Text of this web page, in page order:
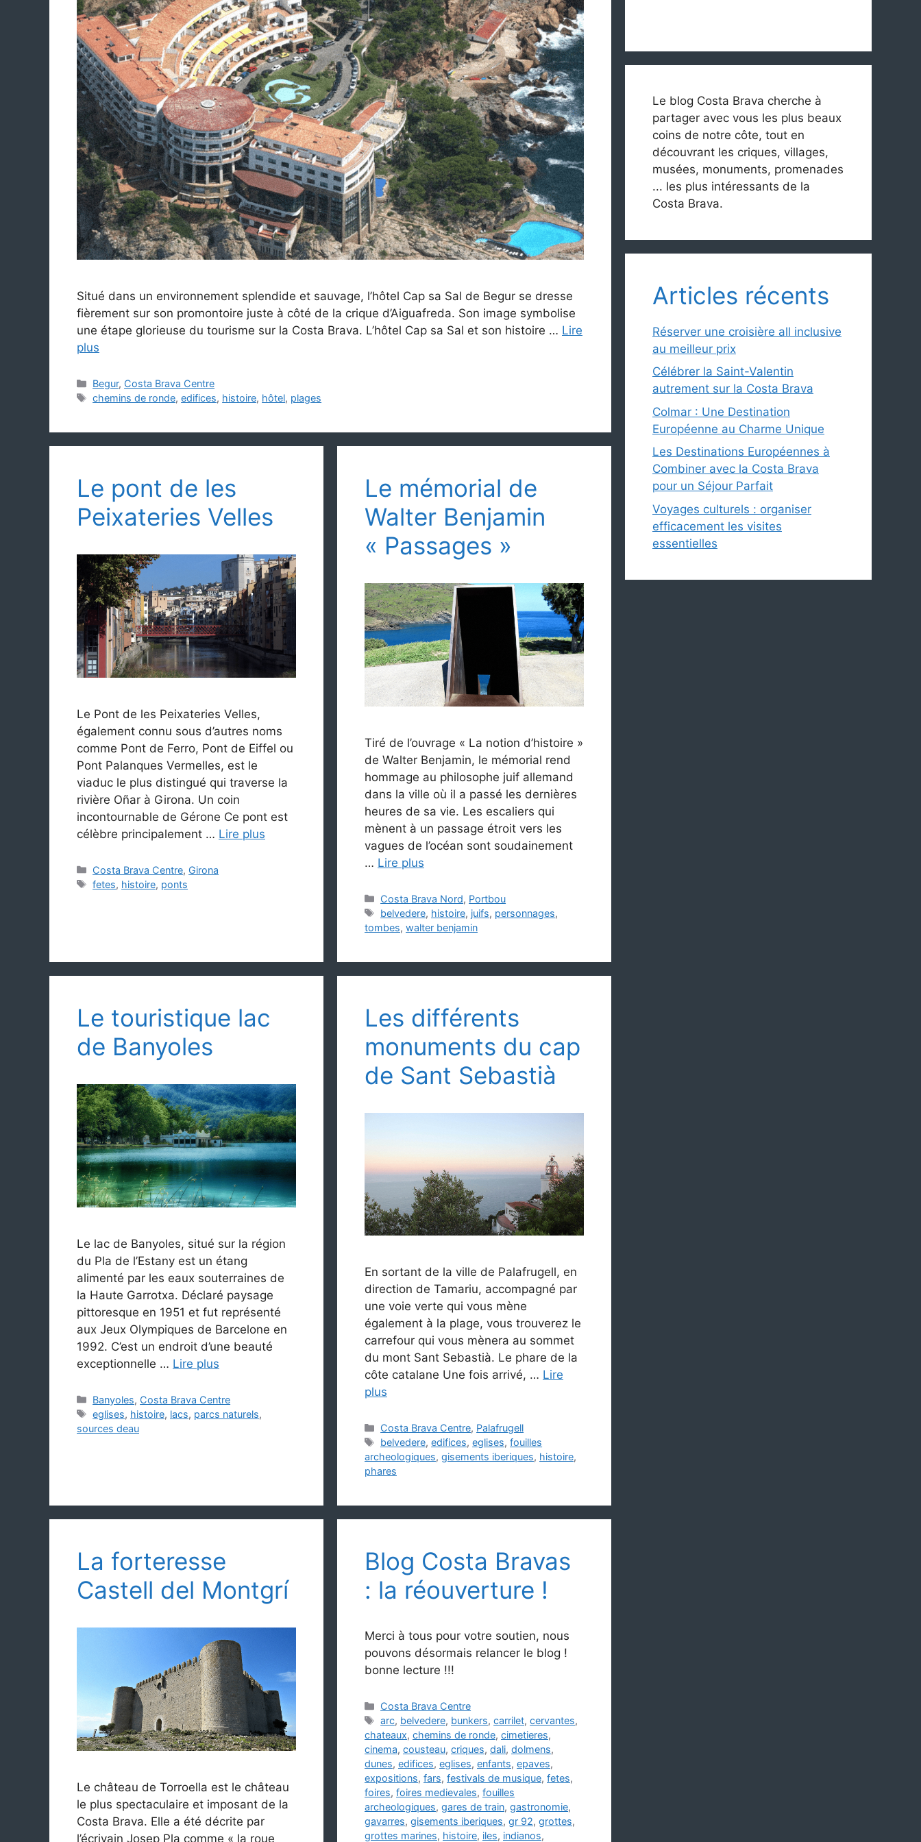
Situé dans un environnement splendide et sauvage, l’hôtel Cap sa Sal de Begur se dresse
fièrement sur son promontoire juste à côté de la crique d’Aiguafreda. Son image symbolise
une étape glorieuse du tourisme sur la Costa Brava. L’hôtel Cap sa Sal et son histoire … Lire
plus
Catégories
Begur, Costa Brava Centre
Étiquettes
chemins de ronde,edifices, histoire, hôtel, plages
Le pont de les
Peixateries Velles
Le Pont de les Peixateries Velles,
également connu sous d’autres noms
comme Pont de Ferro, Pont de Eiffel ou
Pont Palanques Vermelles, est le
viaduc le plus distingué qui traverse la
rivière Oñar à Girona. Un coin
incontournable de Gérone Ce pont est
célèbre principalement … Lire plus
Catégories
Costa Brava Centre, Girona
Étiquettes
fetes, histoire, ponts
Le mémorial de
Walter Benjamin
« Passages »
Tiré de l’ouvrage « La notion d’histoire »
de Walter Benjamin, le mémorial rend
hommage au philosophe juif allemand
dans la ville où il a passé les dernières
heures de sa vie. Les escaliers qui
mènent à un passage étroit vers les
vagues de l’océan sont soudainement
… Lire plus
Catégories
Costa Brava Nord, Portbou
Étiquettes
belvedere, histoire, juifs, personnages,
tombes, walter benjamin
Le touristique lac
de Banyoles
Le lac de Banyoles, situé sur la région
du Pla de l’Estany est un étang
alimenté par les eaux souterraines de
la Haute Garrotxa. Déclaré paysage
pittoresque en 1951 et fut représenté
aux Jeux Olympiques de Barcelone en
1992. C’est un endroit d’une beauté
exceptionnelle … Lire plus
Catégories
Banyoles, Costa Brava Centre
Étiquettes
eglises, histoire, lacs, parcs naturels,
sources deau
Les différents
monuments du cap
de Sant Sebastià
En sortant de la ville de Palafrugell, en
direction de Tamariu, accompagné par
une voie verte qui vous mène
également à la plage, vous trouverez le
carrefour qui vous mènera au sommet
du mont Sant Sebastià. Le phare de la
côte catalane Une fois arrivé, … Lire
plus
Catégories
Costa Brava Centre, Palafrugell
Étiquettes
belvedere,edifices,eglises,fouilles
archeologiques, gisements iberiques, histoire,
phares
La forteresse
Castell del Montgrí
Le château de Torroella est le château
le plus spectaculaire et imposant de la
Costa Brava. Elle a été décrite par
l’écrivain Josep Pla comme « la roue
Blog Costa Bravas
: la réouverture !
Merci à tous pour votre soutien, nous
pouvons désormais relancer le blog !
bonne lecture !!!
Catégories
Costa Brava Centre
Étiquettes
arc, belvedere, bunkers,carrilet,cervantes,
chateaux, chemins de ronde, cimetieres,
cinema, cousteau, criques, dali, dolmens,
dunes, edifices, eglises, enfants, epaves,
expositions, fars, festivals de musique, fetes,
foires, foires medievales, fouilles
archeologiques, gares de train, gastronomie,
gavarres, gisements iberiques, gr 92, grottes,
grottes marines, histoire, iles, indianos,
Le blog Costa Brava cherche à
partager avec vous les plus beaux
coins de notre côte, tout en
découvrant les criques, villages,
musées, monuments, promenades
... les plus intéressants de la
Costa Brava.
Articles récents
Réserver une croisière all inclusive
au meilleur prix
Célébrer la Saint-Valentin
autrement sur la Costa Brava
Colmar : Une Destination
Européenne au Charme Unique
Les Destinations Européennes à
Combiner avec la Costa Brava
pour un Séjour Parfait
Voyages culturels : organiser
efficacement les visites
essentielles